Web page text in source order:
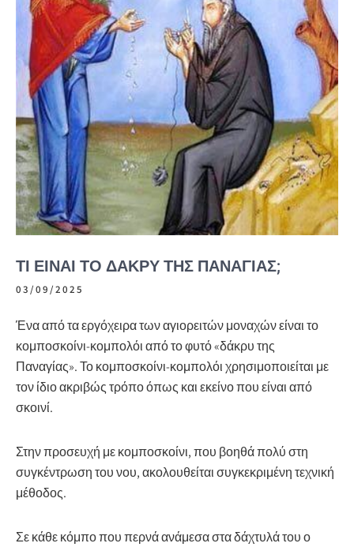
ΤΙ ΕΊΝΑΙ ΤΟ ΔΆΚΡΥ ΤΗΣ ΠΑΝΑΓΊΑΣ;
03/09/2025
Ένα από τα εργόχειρα των αγιορειτών μοναχών είναι το
κομποσκοίνι-κομπολόι από το φυτό «δάκρυ της
Παναγίας». Το κομποσκοίνι-κομπολόι χρησιμοποιείται με
τον ίδιο ακριβώς τρόπο όπως και εκείνο που είναι από
σκοινί.
Στην προσευχή με κομποσκοίνι, που βοηθά πολύ στη
συγκέντρωση του νου, ακολουθείται συγκεκριμένη τεχνική
μέθοδος.
Σε κάθε κόμπο που περνά ανάμεσα στα δάχτυλά του ο